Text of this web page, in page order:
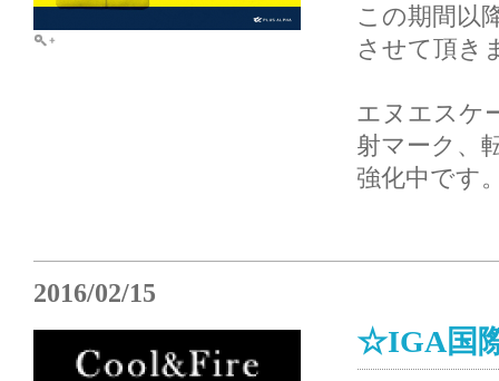
この期間以
させて頂き
エヌエスケ
射マーク、
強化中です
2016/02/15
☆IGA国